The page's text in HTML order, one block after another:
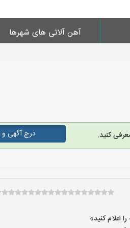
آهن آلاتی های شهرها
کنید. درج آگهی و